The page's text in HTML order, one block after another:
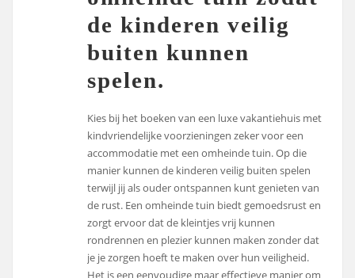
de kinderen veilig
buiten kunnen
spelen.
Kies bij het boeken van een luxe vakantiehuis met
kindvriendelijke voorzieningen zeker voor een
accommodatie met een omheinde tuin. Op die
manier kunnen de kinderen veilig buiten spelen
terwijl jij als ouder ontspannen kunt genieten van
de rust. Een omheinde tuin biedt gemoedsrust en
zorgt ervoor dat de kleintjes vrij kunnen
rondrennen en plezier kunnen maken zonder dat
je je zorgen hoeft te maken over hun veiligheid.
Het is een eenvoudige maar effectieve manier om